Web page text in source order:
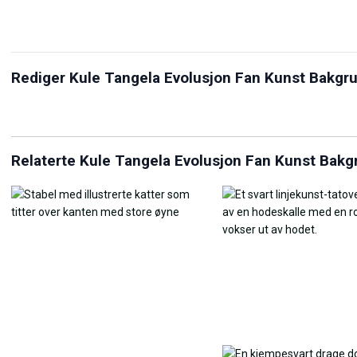
Rediger Kule Tangela Evolusjon Fan Kunst
Bildeomformer
verktøy – lag et
(6 stiler, gratis)
Relaterte Kule Tangela Evolusjon Fan Kunst